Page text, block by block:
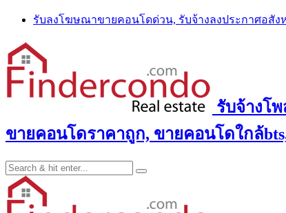
Skip
content
รับลงโฆษณาขายคอนโดด่วน, รับจ้างลงประกาศอสั
รับจ้างโ
ขายคอนโดราคาถูก, ขายคอนโดใกล้